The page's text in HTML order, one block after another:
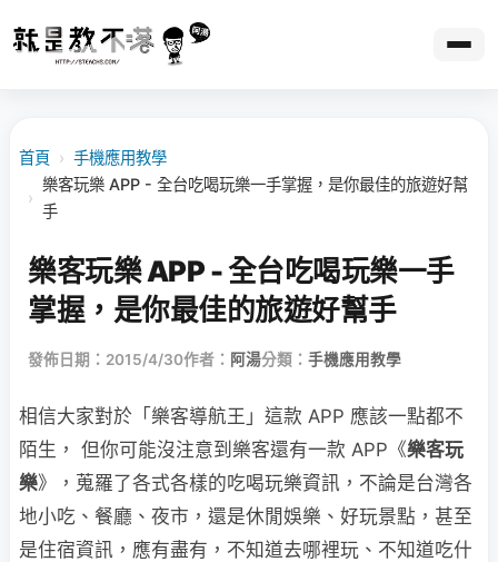
首頁 › 手機應用教學
›
樂客玩樂 APP - 全台吃喝玩樂一手掌握，是你最佳的旅遊好幫
手
樂客玩樂 APP - 全台吃喝玩樂一手
掌握，是你最佳的旅遊好幫手
發佈日期：2015/4/30作者： 阿湯分類： 手機應用教學
相信大家對於「樂客導航王」這款 APP 應該一點都不
陌生， 但你可能沒注意到樂客還有一款 APP《樂客玩
樂》，蒐羅了各式各樣的吃喝玩樂資訊，不論是台灣各
地小吃、餐廳、夜市，還是休閒娛樂、好玩景點，甚至
是住宿資訊，應有盡有，不知道去哪裡玩、不知道吃什